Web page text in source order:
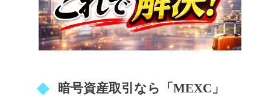
暗号資産取引なら「MEXC」